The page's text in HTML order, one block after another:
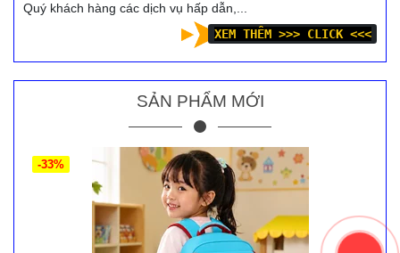
Quý khách hàng các dịch vụ hấp dẫn,...
XEM THÊM >>> CLICK <<<
SẢN PHẨM MỚI
-33%